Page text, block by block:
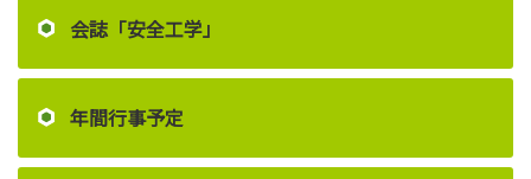
会誌「安全工学」
年間行事予定